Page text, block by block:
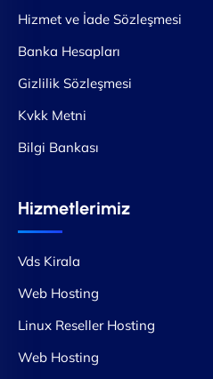
Hizmet ve İade Sözleşmesi
Banka Hesapları
Gizlilik Sözleşmesi
Kvkk Metni
Bilgi Bankası
Hizmetlerimiz
Vds Kirala
Web Hosting
Linux Reseller Hosting
Web Hosting